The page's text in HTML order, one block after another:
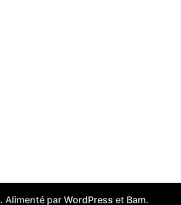
. Alimenté parWordPress et Bam.